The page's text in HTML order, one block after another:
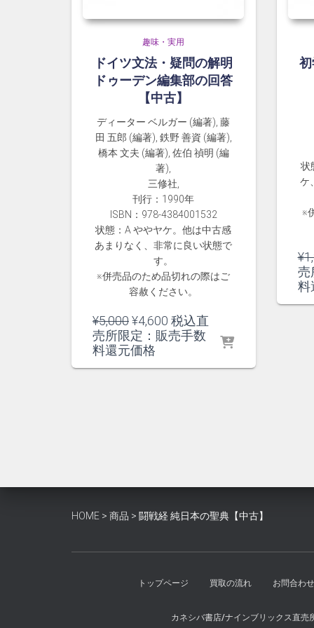
趣味・実用
ドイツ文法・疑問の解明
ドゥーデン編集部の回答
【中古】
ディーター ベルガー (編著), 藤
田 五郎 (編著), 鉄野 善資 (編著),
橋本 文夫 (編著), 佐伯 禎明 (編
著),
三修社,
刊行：1990年
ISBN：978-4384001532
状態：A ややヤケ。他は中古感
あまりなく、非常に良い状態で
す。
※併売品のため品切れの際はご
容赦ください。
¥5,000元
の
価
¥4,600 現
在
税込直
売所限定：販売手数
料還元価格
状
ケ
※
¥
売
料
HOME > 商品 > 闘戦経 純日本の聖典【中古】
トップページ 買取の流れ お問合わ
カネシバ書店/ナインブリックス直売